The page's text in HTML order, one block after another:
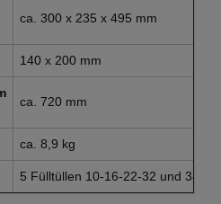
ca. 300 x 235 x 495 mm
140 x 200 mm
ca. 720 mm
ca. 8,9 kg
5 Fülltüllen 10-16-22-32 und